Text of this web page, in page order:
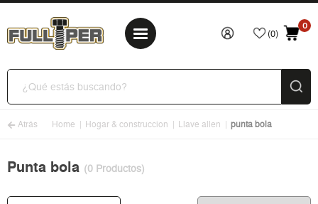
(0)
0
Atrás Home Hogar & construccion Llave allen punta bola
Punta bola (0 Productos)